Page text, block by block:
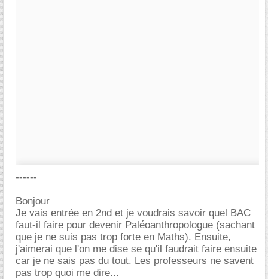
------
Bonjour
Je vais entrée en 2nd et je voudrais savoir quel BAC
faut-il faire pour devenir Paléoanthropologue (sachant
que je ne suis pas trop forte en Maths). Ensuite,
j'aimerai que l'on me dise se qu'il faudrait faire ensuite
car je ne sais pas du tout. Les professeurs ne savent
pas trop quoi me dire...